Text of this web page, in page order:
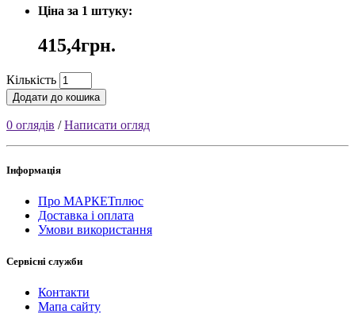
Ціна за 1 штуку:
415,4грн.
Кількість
Додати до кошика
0 оглядів /Написати огляд
Інформація
Про МАРКЕТплюс
Доставка і оплата
Умови використання
Сервісні служби
Контакти
Мапа сайту